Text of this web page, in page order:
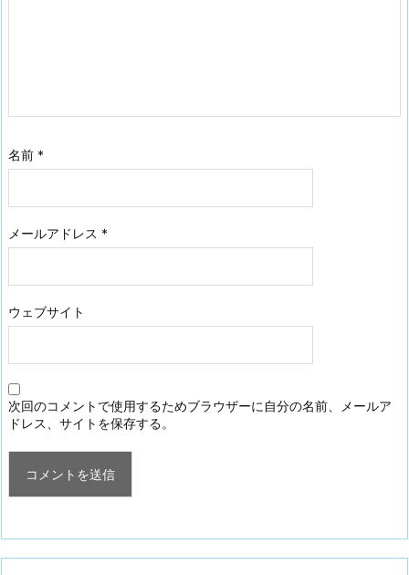
名前 *
メールアドレス *
ウェブサイト
次回のコメントで使用するためブラウザーに自分の名前、メールア
ドレス、サイトを保存する。